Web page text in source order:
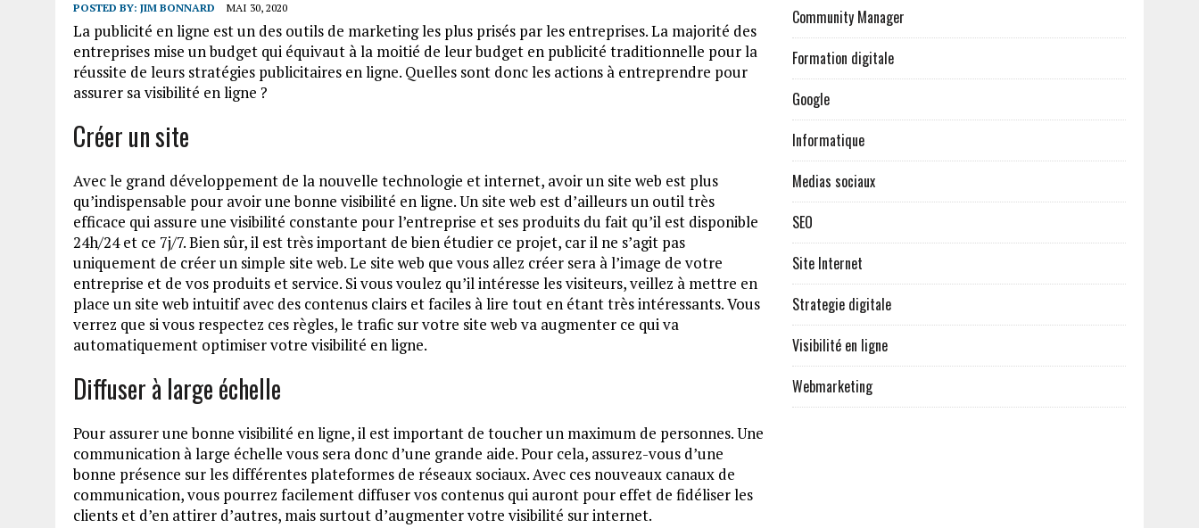
POSTED BY: JIM BONNARD MAI 30, 2020
La publicité en ligne est un des outils de marketing les plus prisés par les entreprises. La majorité des
entreprises mise un budget qui équivaut à la moitié de leur budget en publicité traditionnelle pour la
réussite de leurs stratégies publicitaires en ligne. Quelles sont donc les actions à entreprendre pour
assurer sa visibilité en ligne ?
Créer un site
Avec le grand développement de la nouvelle technologie et internet, avoir un site web est plus
qu’indispensable pour avoir une bonne visibilité en ligne. Un site web est d’ailleurs un outil très
efficace qui assure une visibilité constante pour l’entreprise et ses produits du fait qu’il est disponible
24h/24 et ce 7j/7. Bien sûr, il est très important de bien étudier ce projet, car il ne s’agit pas
uniquement de créer un simple site web. Le site web que vous allez créer sera à l’image de votre
entreprise et de vos produits et service. Si vous voulez qu’il intéresse les visiteurs, veillez à mettre en
place un site web intuitif avec des contenus clairs et faciles à lire tout en étant très intéressants. Vous
verrez que si vous respectez ces règles, le trafic sur votre site web va augmenter ce qui va
automatiquement optimiser votre visibilité en ligne.
Diffuser à large échelle
Pour assurer une bonne visibilité en ligne, il est important de toucher un maximum de personnes. Une
communication à large échelle vous sera donc d’une grande aide. Pour cela, assurez-vous d’une
bonne présence sur les différentes plateformes de réseaux sociaux. Avec ces nouveaux canaux de
communication, vous pourrez facilement diffuser vos contenus qui auront pour effet de fidéliser les
clients et d’en attirer d’autres, mais surtout d’augmenter votre visibilité sur internet.
Community Manager
Formation digitale
Google
Informatique
Medias sociaux
SEO
Site Internet
Strategie digitale
Visibilité en ligne
Webmarketing